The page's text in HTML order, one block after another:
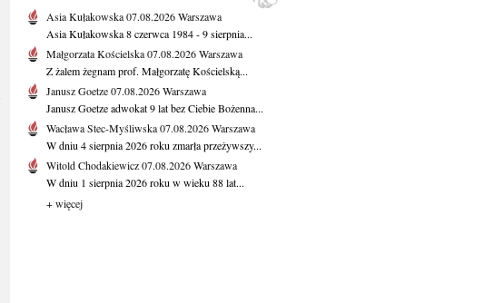
Asia Kułakowska07.08.2026Warszawa
Asia Kułakowska 8 czerwca 1984 - 9 sierpnia...
Małgorzata Kościelska07.08.2026Warszawa
Z żalem żegnam prof. Małgorzatę Kościelską...
Janusz Goetze07.08.2026Warszawa
Janusz Goetze adwokat 9 lat bez Ciebie Bożenna...
Wacława Stec-Myśliwska07.08.2026Warszawa
W dniu 4 sierpnia 2026 roku zmarła przeżywszy...
Witold Chodakiewicz07.08.2026Warszawa
W dniu 1 sierpnia 2026 roku w wieku 88 lat...
+ więcej